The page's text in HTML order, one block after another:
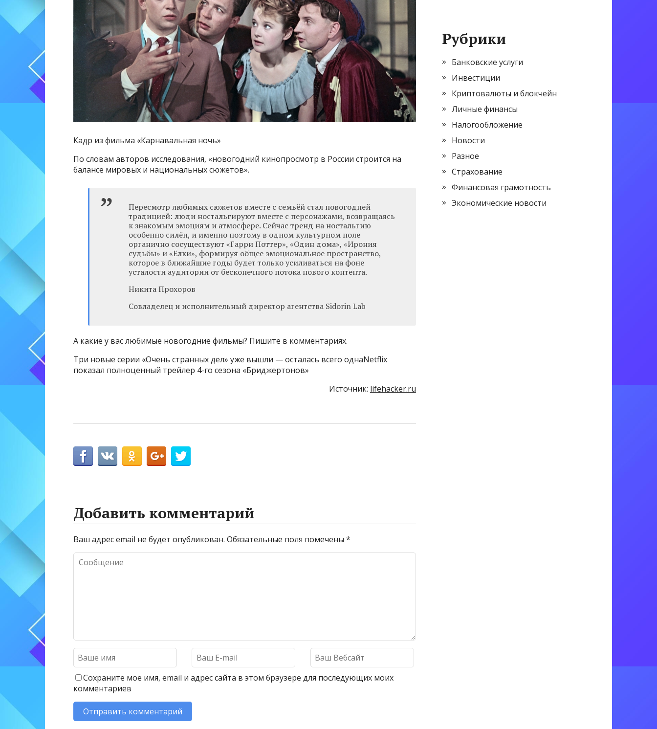
Кадр из фильма «Карнавальная ночь»
По словам авторов исследования, «новогодний кинопросмотр в России строится на
балансе мировых и национальных сюжетов».
Пересмотр любимых сюжетов вместе с семьёй стал новогодней
традицией: люди ностальгируют вместе с персонажами, возвращаясь
к знакомым эмоциям и атмосфере. Сейчас тренд на ностальгию
особенно силён, и именно поэтому в одном культурном поле
органично сосуществуют «Гарри Поттер», «Один дома», «Ирония
судьбы» и «Ёлки», формируя общее эмоциональное пространство,
которое в ближайшие годы будет только усиливаться на фоне
усталости аудитории от бесконечного потока нового контента.
Никита Прохоров
Совладелец и исполнительный директор агентства Sidorin Lab
А какие у вас любимые новогодние фильмы? Пишите в комментариях.
Три новые серии «Очень странных дел» уже вышли — осталась всего однаNetflix
показал полноценный трейлер 4-го сезона «Бриджертонов»
Источник: lifehacker.ru
Добавить комментарий
Ваш адрес email не будет опубликован. Обязательные поля помечены *
Сохраните моё имя, email и адрес сайта в этом браузере для последующих моих
комментариев
Рубрики
Банковские услуги
Инвестиции
Криптовалюты и блокчейн
Личные финансы
Налогообложение
Новости
Разное
Страхование
Финансовая грамотность
Экономические новости